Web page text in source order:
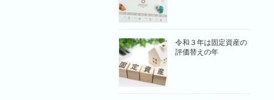
令和３年は固定資産の
評価替えの年